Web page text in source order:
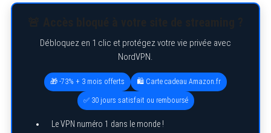
Débloquez en 1 clic et protégez votre vie privée avec
NordVPN.
🎁 -73% + 3 mois offerts 🛍️ Carte cadeau Amazon.fr
✅ 30 jours satisfait ou remboursé
Le VPN numéro 1 dans le monde !